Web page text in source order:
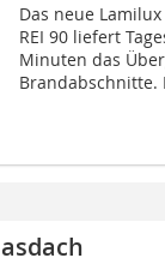
Das neue
REI 90 liefert
Minuten das
Brandabschnitte.